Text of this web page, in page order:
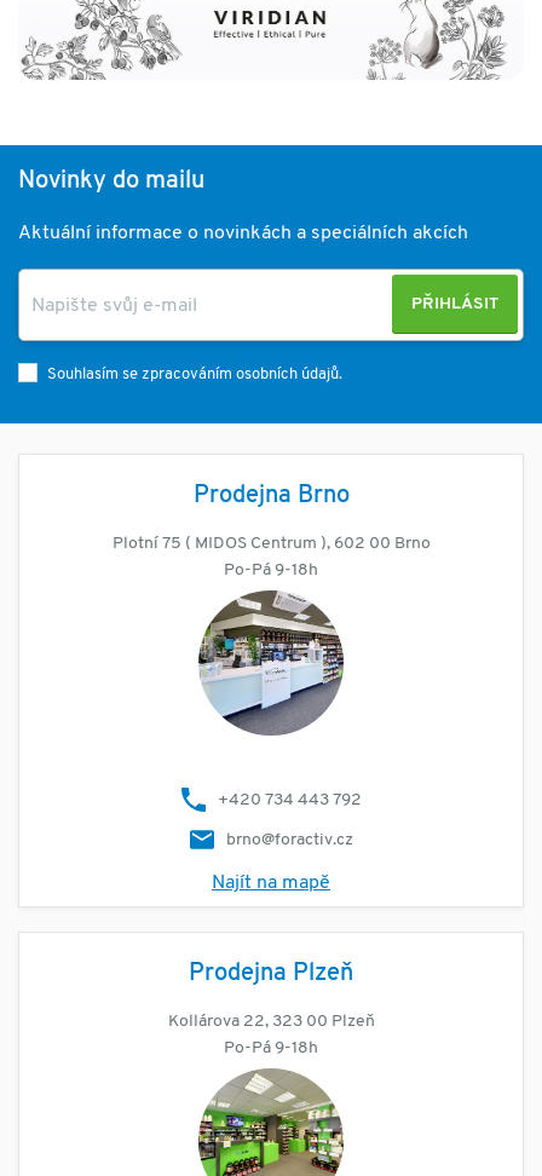
Novinky do mailu
Aktuální informace o novinkách a speciálních akcích
PŘIHLÁSIT
Souhlasím se zpracováním osobních údajů.
Prodejna Brno
Plotní 75 ( MIDOS Centrum ), 602 00 Brno
Po-Pá 9-18h
+420 734 443 792
brno@foractiv.cz
Najít na mapě
Prodejna Plzeň
Kollárova 22, 323 00 Plzeň
Po-Pá 9-18h